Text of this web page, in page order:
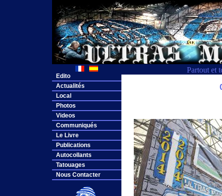
Partout et
Edito
Actualités
Local
Photos
Videos
Communiqués
Le Livre
Publications
Autocollants
Tatouages
Nous Contacter